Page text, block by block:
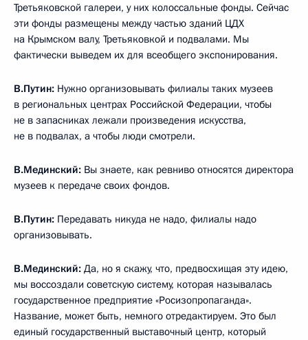
Третьяковской галереи, у них колоссальные фонды. Сейчас
эти фонды размещены между частью зданий ЦДХ
на Крымском валу, Третьяковкой и подвалами. Мы
фактически выведем их для всеобщего экспонирования.
В.Путин: Нужно организовывать филиалы таких музеев
в региональных центрах Российской Федерации, чтобы
не в запасниках лежали произведения искусства,
не в подвалах, а чтобы люди смотрели.
В.Мединский: Вы знаете, как ревниво относятся директора
музеев к передаче своих фондов.
В.Путин: Передавать никуда не надо, филиалы надо
организовывать.
В.Мединский: Да, но я скажу, что, предвосхищая эту идею,
мы воссоздали советскую систему, которая называлась
государственное предприятие «Росизопропаганда».
Название, может быть, немного отредактируем. Это был
единый государственный выставочный центр, который